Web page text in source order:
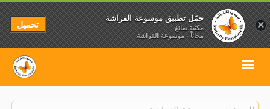
×
حمّل تطبيق موسوعة الفراشة
مكتبة صائغ
مجاناً - موسوعة الفراشة
تحميل